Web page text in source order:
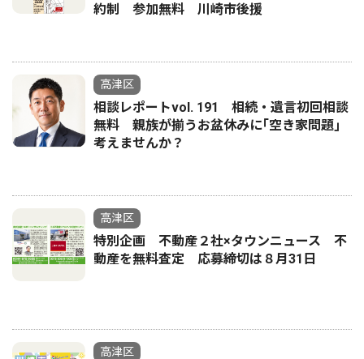
約制 参加無料 川崎市後援
高津区
相談レポートvol. 191 相続・遺言初回相談
無料 親族が揃うお盆休みに｢空き家問題｣
考えませんか？
高津区
特別企画 不動産２社×タウンニュース 不
動産を無料査定 応募締切は８月31日
高津区